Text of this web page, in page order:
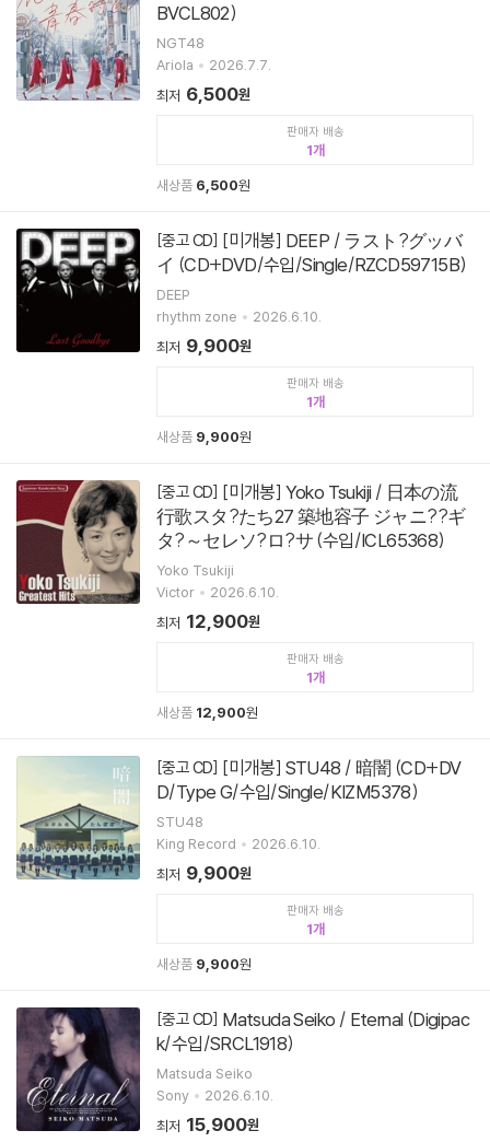
BVCL802)
NGT48
Ariola
2026.7.7.
최저 6,500원
판매자 배송
1
새상품 6,500원
[중고 CD]
イ (CD+DVD/수입/Single/RZCD59715B)
DEEP
rhythm zone
2026.6.10.
최저 9,900원
판매자 배송
1
새상품 9,900원
[중고 CD]
行歌スタ?たち27 築地容子 ジャニ??ギ
タ?～セレソ?ロ?サ (수입/ICL65368)
Yoko Tsukiji
Victor
2026.6.10.
최저 12,900원
판매자 배송
1
새상품 12,900원
[중고 CD]
D/Type G/수입/Single/KIZM5378)
STU48
King Record
2026.6.10.
최저 9,900원
판매자 배송
1
새상품 9,900원
[중고 CD]
k/수입/SRCL1918)
Matsuda Seiko
Sony
2026.6.10.
최저 15,900원